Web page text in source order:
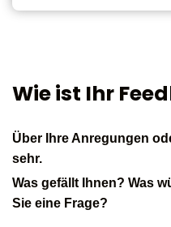
Wie ist Ihr
Über Ihre Anregungen
sehr.
Was gefällt Ihnen? Was
Sie eine Frage?